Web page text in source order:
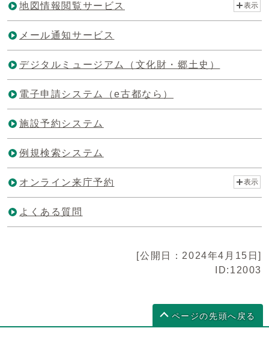
地図情報閲覧サービス 表示
メール通知サービス
デジタルミュージアム（文化財・郷土史）
電子申請システム（e古都なら）
施設予約システム
例規検索システム
オンライン来庁予約 表示
よくある質問
[公開日：2024年4月15日]
ID:12003
ページの先頭へ戻る